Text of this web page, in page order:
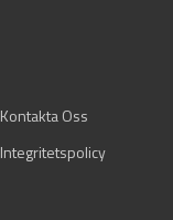
Kontakta Oss
Integritetspolicy